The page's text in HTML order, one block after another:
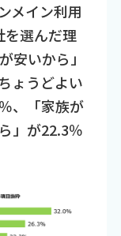
メイン利用
を選んだ理
安いから」
ょうどよい
、「家族が
」が22.3％